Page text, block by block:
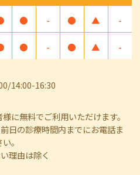
● - ● ▲ -
● - ● ▲ -
14:00-16:30
に無料でご利用いただけます。
日の診療時間内までにお電話ま
。
理由は除く